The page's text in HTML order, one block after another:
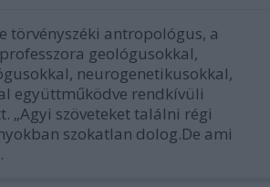
törvényszéki antropológus, a
geológusokkal,
neurogenetikusokkal,
együttműködve rendkívüli
„Agyi szöveteket találni régi
szokatlan dolog.De ami